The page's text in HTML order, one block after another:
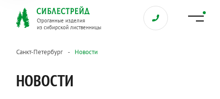
Строганные изделия
из сибирской лиственницы
Санкт-Петербург Новости
НОВОСТИ